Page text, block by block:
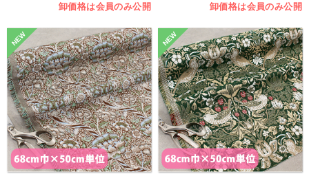
卸価格は会員のみ公開 卸価格は会員のみ公開
NEW NEW